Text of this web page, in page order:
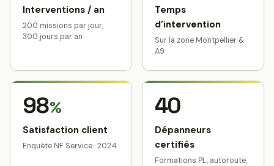
Interventions / an
200 missions par jour,
300 jours par an
Temps
d’intervention
Sur la zone Montpellier &
A9
98%
Satisfaction client
Enquête NF Service · 2024
40
Dépanneurs
certifiés
Formations PL, autoroute,